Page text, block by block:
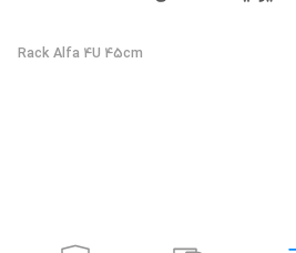
Rack Alfa 4U 45cm